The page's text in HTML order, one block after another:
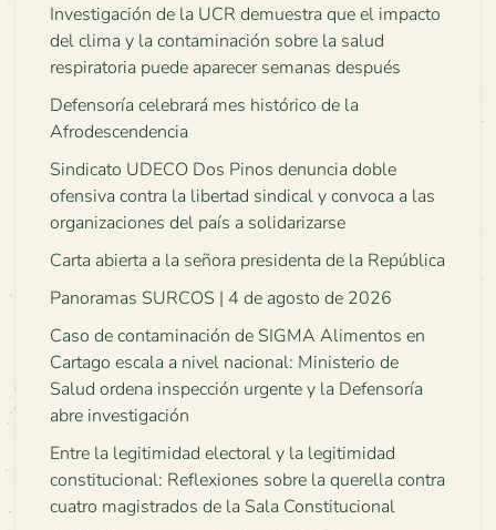
Investigación de la UCR demuestra que el impacto
del clima y la contaminación sobre la salud
respiratoria puede aparecer semanas después
Defensoría celebrará mes histórico de la
Afrodescendencia
Sindicato UDECO Dos Pinos denuncia doble
ofensiva contra la libertad sindical y convoca a las
organizaciones del país a solidarizarse
Carta abierta a la señora presidenta de la República
Panoramas SURCOS | 4 de agosto de 2026
Caso de contaminación de SIGMA Alimentos en
Cartago escala a nivel nacional: Ministerio de
Salud ordena inspección urgente y la Defensoría
abre investigación
Entre la legitimidad electoral y la legitimidad
constitucional: Reflexiones sobre la querella contra
cuatro magistrados de la Sala Constitucional